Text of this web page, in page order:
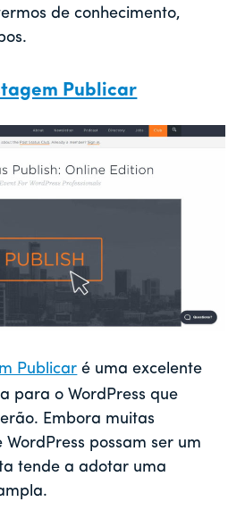
de conhecimento,
Publicar
Publicar é uma excelente
para o WordPress que
Embora muitas
possam ser um
tende a adotar uma